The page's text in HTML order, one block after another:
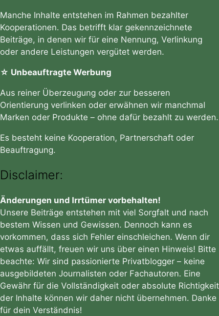
Manche Inhalte entstehen im Rahmen bezahlter
Kooperationen. Das betrifft klar gekennzeichnete
Beiträge, in denen wir für eine Nennung, Verlinkung
oder andere Leistungen vergütet werden.
☆ Unbeauftragte Werbung
Aus reiner Überzeugung oder zur besseren
Orientierung verlinken oder erwähnen wir manchmal
Marken oder Produkte – ohne dafür bezahlt zu werden.
Es besteht keine Kooperation, Partnerschaft oder
Beauftragung.
Disclaimer:
Änderungen und Irrtümer vorbehalten!
Unsere Beiträge entstehen mit viel Sorgfalt und nach
bestem Wissen und Gewissen. Dennoch kann es
vorkommen, dass sich Fehler einschleichen. Wenn dir
etwas auffällt, freuen wir uns über einen Hinweis! Bitte
beachte: Wir sind passionierte Privatblogger – keine
ausgebildeten Journalisten oder Fachautoren. Eine
Gewähr für die Vollständigkeit oder absolute Richtigkeit
der Inhalte können wir daher nicht übernehmen. Danke
für dein Verständnis!